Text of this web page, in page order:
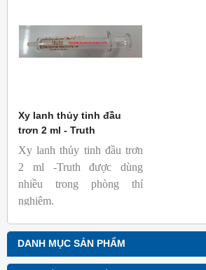
DANH MỤC SẢN PHẨM
Xy lanh thủy tinh đầu
trơn 2 ml - Truth
Xy lanh thủy tinh đầu trơn
2 ml -Truth được dùng
nhiều trong phòng thí
nghiệm.